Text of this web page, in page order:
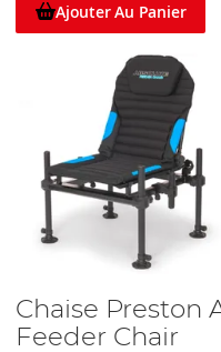
Ajouter Au Panier
Chaise Preston
Feeder Chair